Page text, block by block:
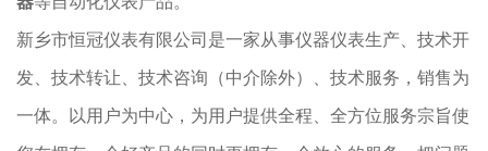
新乡市恒冠仪表有限公司是一家从事仪器仪表生产、技术开
发、技术转让、技术咨询（中介除外）、技术服务，销售为
一体。以用户为中心，为用户提供全程、全方位服务宗旨使